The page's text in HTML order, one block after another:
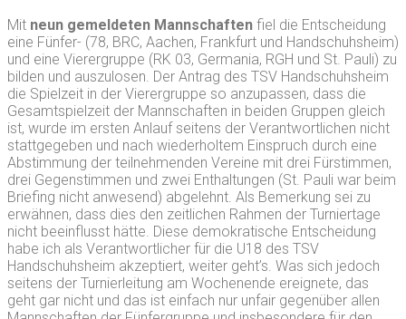
Mit neun gemeldeten Mannschaften fiel die Entscheidung
eine Fünfer- (78, BRC, Aachen, Frankfurt und Handschuhsheim)
und eine Vierergruppe (RK 03, Germania, RGH und St. Pauli) zu
bilden und auszulosen. Der Antrag des TSV Handschuhsheim
die Spielzeit in der Vierergruppe so anzupassen, dass die
Gesamtspielzeit der Mannschaften in beiden Gruppen gleich
ist, wurde im ersten Anlauf seitens der Verantwortlichen nicht
stattgegeben und nach wiederholtem Einspruch durch eine
Abstimmung der teilnehmenden Vereine mit drei Fürstimmen,
drei Gegenstimmen und zwei Enthaltungen (St. Pauli war beim
Briefing nicht anwesend) abgelehnt. Als Bemerkung sei zu
erwähnen, dass dies den zeitlichen Rahmen der Turniertage
nicht beeinflusst hätte. Diese demokratische Entscheidung
habe ich als Verantwortlicher für die U18 des TSV
Handschuhsheim akzeptiert, weiter geht’s. Was sich jedoch
seitens der Turnierleitung am Wochenende ereignete, das
geht gar nicht und das ist einfach nur unfair gegenüber allen